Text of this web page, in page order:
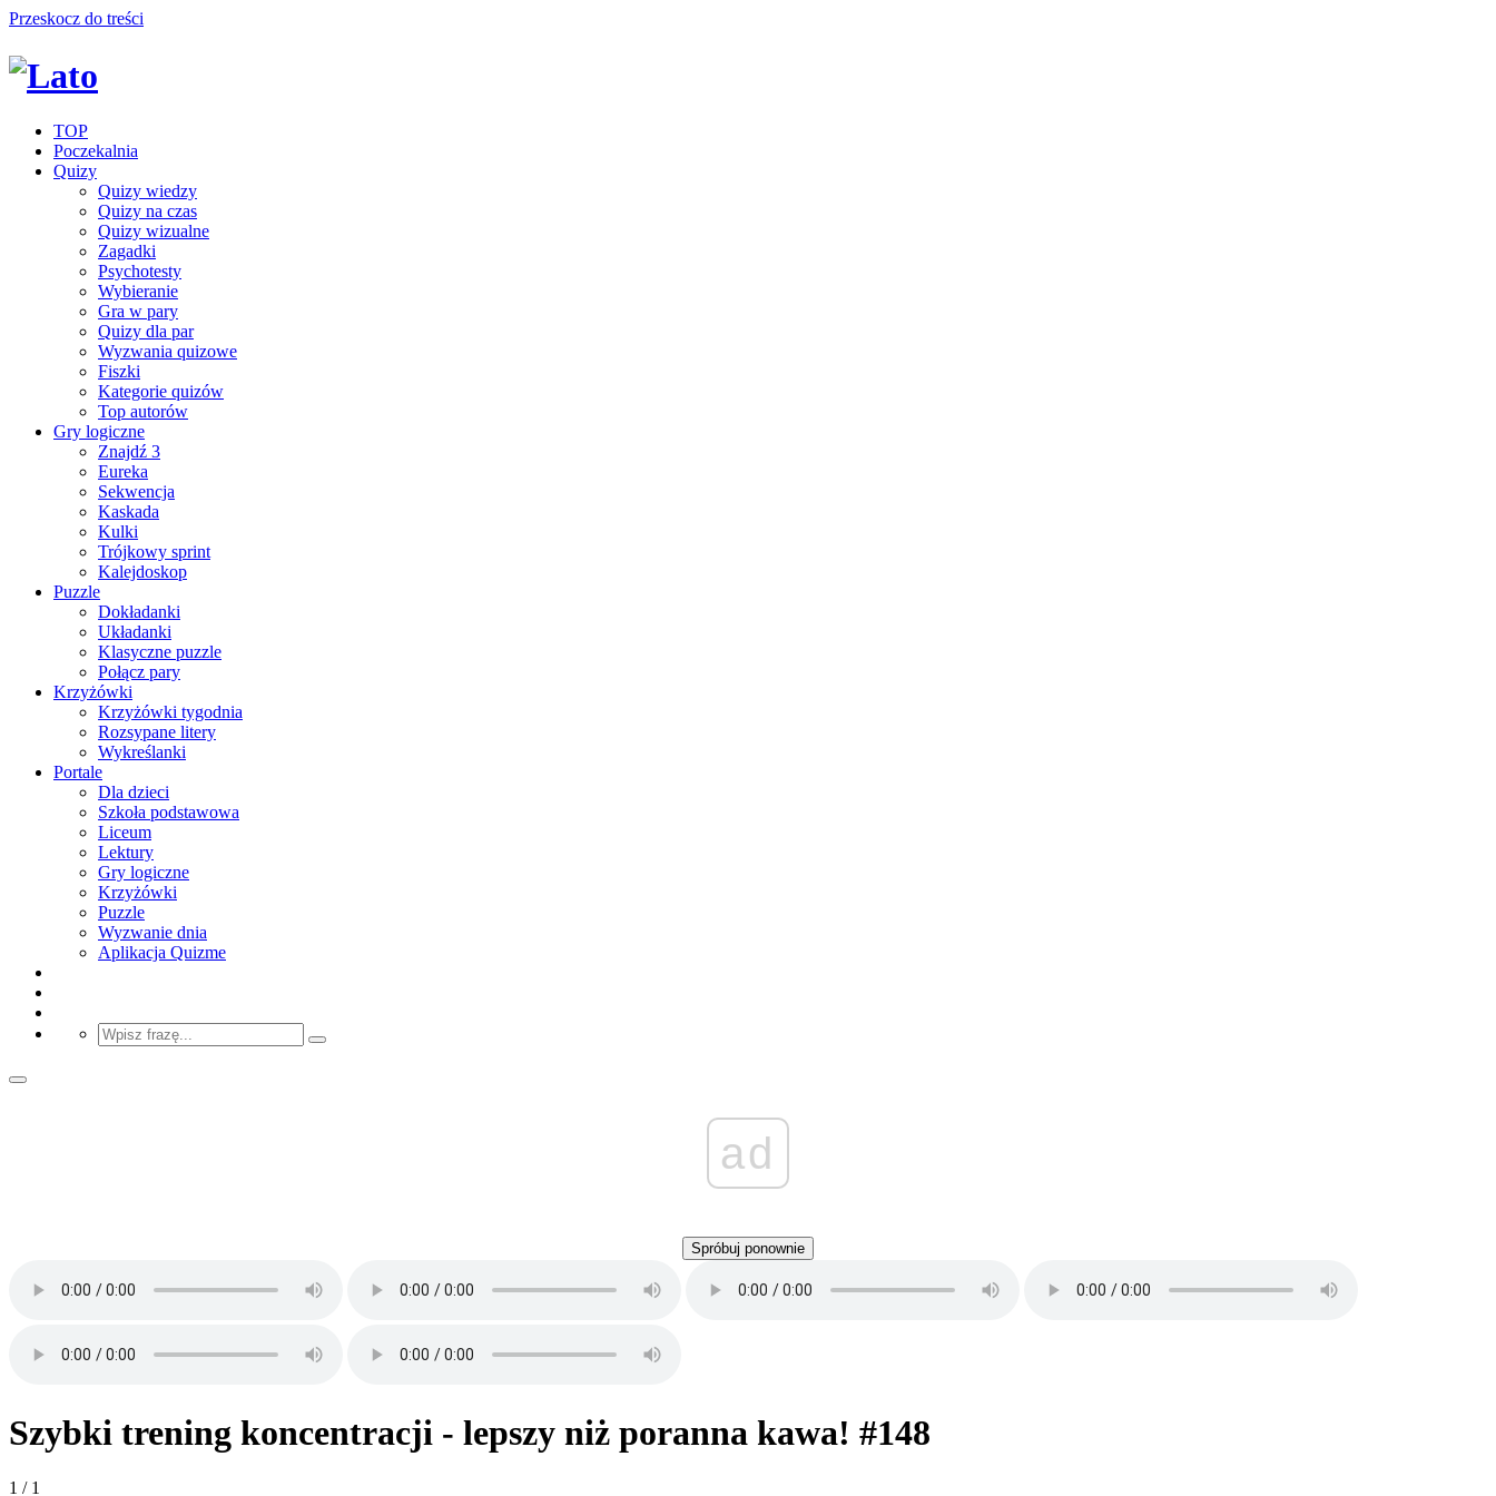
Przeskocz do treści
TOP
Poczekalnia
Quizy
Quizy wiedzy
Quizy na czas
Quizy wizualne
Zagadki
Psychotesty
Wybieranie
Gra w pary
Quizy dla par
Wyzwania quizowe
Fiszki
Kategorie quizów
Top autorów
Gry logiczne
Znajdź 3
Eureka
Sekwencja
Kaskada
Kulki
Trójkowy sprint
Kalejdoskop
Puzzle
Dokładanki
Układanki
Klasyczne puzzle
Połącz pary
Krzyżówki
Krzyżówki tygodnia
Rozsypane litery
Wykreślanki
Portale
Dla dzieci
Szkoła podstawowa
Liceum
Lektury
Gry logiczne
Krzyżówki
Puzzle
Wyzwanie dnia
Aplikacja Quizme
ad
Spróbuj ponownie
Szybki trening koncentracji - lepszy niż poranna kawa! #148
1 / 1